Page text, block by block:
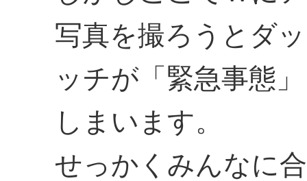
写真を撮ろうとダ
ッチが「緊急事態
しまいます。
せっかくみんなに